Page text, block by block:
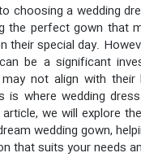
choosing a wedding
the perfect gown that
their special day.
be a significant
not align with their
is where wedding
we will explore
wedding gown,
that suits your needs